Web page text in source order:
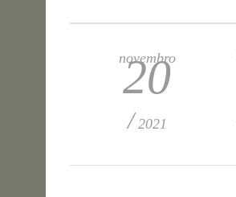
novembro
20
/ 2021